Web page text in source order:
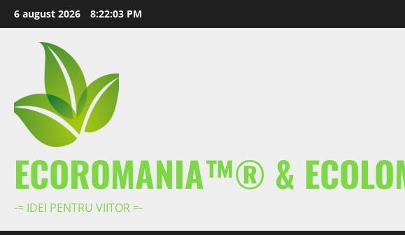
Skip
to
content
6 august 2026 8:22:04 PM
ECOROMANIA™® &
-= IDEI PENTRU VIITOR =-